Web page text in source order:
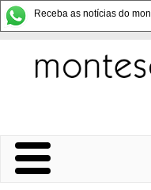
Receba as notícias do